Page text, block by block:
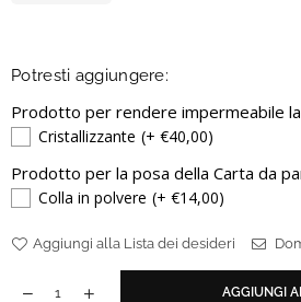
Potresti aggiungere:
Prodotto per rendere impermeabile
Cristallizzante (+ €40,00)
Prodotto per la posa della Carta da
Colla in polvere (+ €14,00)
Aggiungi alla Lista dei desideri
AGGIUNGI